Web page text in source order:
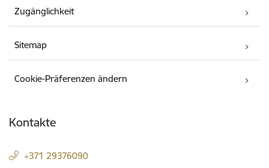
Zugänglichkeit
Sitemap
Cookie-Präferenzen ändern
Kontakte
+371 29376090